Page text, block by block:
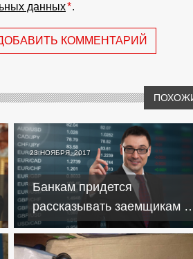
данных*.
КОММЕНТАРИЙ
23 НОЯБРЯ, 2017
Банкам придется
рассказывать заемщикам о
рисках взятия кредитов в
валюте